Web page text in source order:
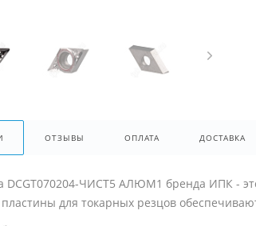
ОТЗЫВЫ ОПЛАТА ДОСТАВКА
DCGT070204-ЧИСТ5 АЛЮМ1 бренда ИПК -
для токарных резцов